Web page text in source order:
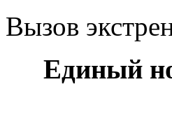
Вызов
Единый